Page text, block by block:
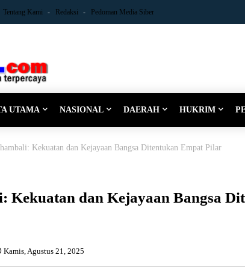
Tentang Kami Redaksi Pedoman Media Siber
UTAMA NASIONAL DAERAH HUKRIM
Kekuatan dan Kejayaan Bangsa Ditentukan Empat Pilar
Kekuatan dan Kejayaan Bangsa
Kamis, Agustus 21, 2025